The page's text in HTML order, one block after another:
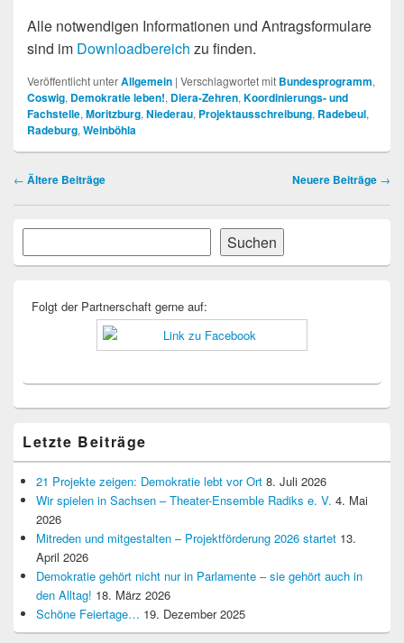
Alle notwendigen Informationen und Antragsformulare
sind im Downloadbereich zu finden.
Veröffentlicht unterAllgemein | Verschlagwortet mit Bundesprogramm,
Coswig, Demokratie leben!, Diera-Zehren, Koordinierungs- und
Fachstelle, Moritzburg, Niederau, Projektausschreibung, Radebeul,
Radeburg, Weinböhla
Beitragsnavigation
← Ältere Beiträge Neuere Beiträge →
Primärer
Widgetbereich
Suchen
Folgt der Partnerschaft gerne auf:
Letzte Beiträge
21 Projekte zeigen: Demokratie lebt vor Ort 8. Juli 2026
Wir spielen in Sachsen – Theater-Ensemble Radiks e. V. 4. Mai
2026
Mitreden und mitgestalten – Projektförderung 2026 startet 13.
April 2026
Demokratie gehört nicht nur in Parlamente – sie gehört auch in
den Alltag! 18. März 2026
Schöne Feiertage… 19. Dezember 2025